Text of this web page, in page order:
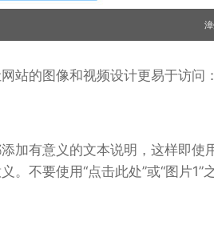
站的图像和视频设计更易于访问：
加有意义的文本说明，这样即
。不要使用“点击此处”或“图片1”